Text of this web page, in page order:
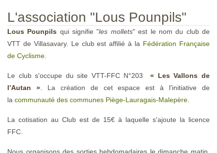
L'association "Lous Pounpils"
Lous Pounpils qui signifie "les mollets" est le nom du club de
VTT de Villasavary. Le club est affilié à la Fédération Française
de Cyclisme.
Le club s'occupe du site VTT-FFC N°203« Les Vallons de
l’Autan ». La création de cet espace est à l'initiative de
la communauté des communes Piège-Lauragais-Malepère.
La cotisation au Club est de 15€ à laquelle s'ajoute la licence
FFC.